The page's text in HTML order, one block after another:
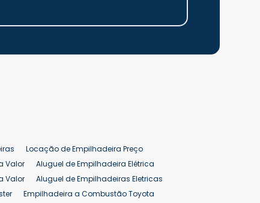
Locação de Empilhadeira Preço
Valor
Aluguel de Empilhadeira Elétrica
Valor
Aluguel de Empilhadeiras Eletricas
Empilhadeira a Combustão Toyota